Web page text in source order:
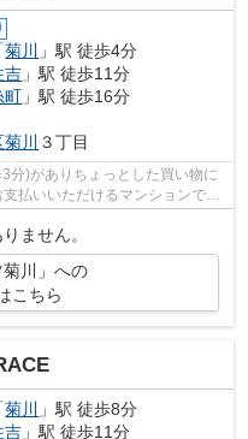
菊川
」駅 徒歩4分
吉 」駅 徒歩11分
町 」駅 徒歩16分
菊川 ３丁目
分)がありちょっとした買い物に
払いいただけるマンションで
ません。
菊川」への
こちら
菊川 」駅 徒歩8分
吉 」駅 徒歩11分